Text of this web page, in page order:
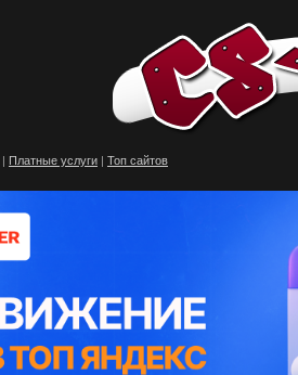
| Платные услуги | Топ сайтов